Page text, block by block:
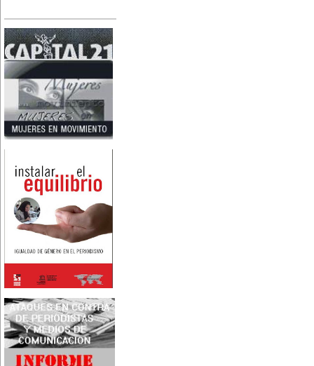
EFEMÉRIDES DE MARZO
1 de marzo:
Nace en Santiago, Chile, la
escritora Mercedes Valenzuela
Alvarez (1924-1993), más
conocida como Mercedes
Valdivieso. En 1961 publica 'La
Brecha', considerada como la
primera novela feminista de
Latinoamérica.
4 de marzo:
En México muere Adelina
Zendejas (1909-1993), periodista,
derechos de las mujeres.
5 de marzo:
En Dijon fallece Gabrielle Suchon
(1703), notable filósofa francesa,
autora del Tratado de la moral y
de la política (1693), la primera
obra explícitamente filosófica
escrita por una mujer en el
8 de marzo:
nace Juana Fernández Morales
(1895-1980), poeta conocida
Ibarbourou, o 'Juana de América'.
Se la considera una de las figuras
clave de la poesía
hispanoamericana
contemporánea.
14 de marzo:
Nace, en la Ciudad de México,